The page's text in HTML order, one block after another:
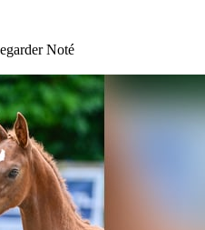
Noté